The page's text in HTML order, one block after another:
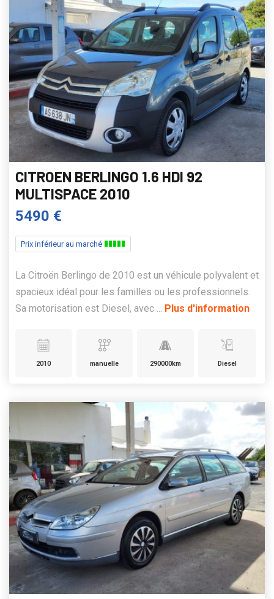
CITROEN BERLINGO 1.6 HDI 92
MULTISPACE 2010
5490 €
Prix inférieur au marché
La Citroën Berlingo de 2010 est un véhicule polyvalent et
spacieux idéal pour les familles ou les professionnels.
Sa motorisation est Diesel, avec ... Plus d'information
2010 manuelle 290000km Diesel